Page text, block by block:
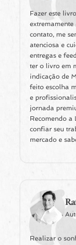
Fazer este
contato, me
atenciosa e
entregas e
ter o livro em
indicação de
feito escolha
e
jornada
Recomendo a
confiar seu
mercado e
Realizar o